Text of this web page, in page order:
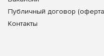
Публичный договор
Контакты